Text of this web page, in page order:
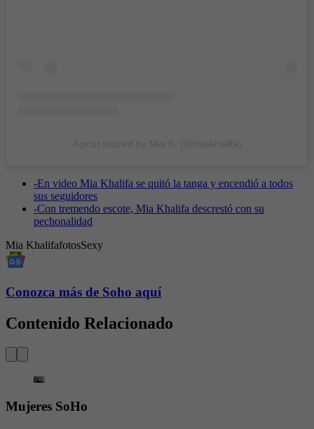
-En video Mia Khalifa se quitó la tanga y encendió a todos
sus seguidores
-Con tremendo escote, Mia Khalifa descrestó con su
pechonalidad
Mia KhalifafotosSexy
Conozca más de Soho aquí
Contenido Relacionado
Mujeres SoHo